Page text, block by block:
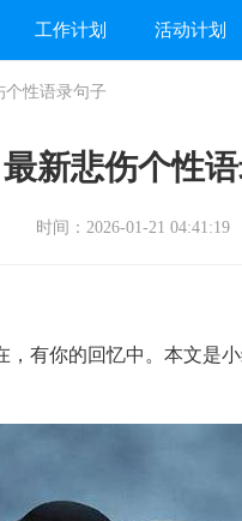
工作计划 活动计划
个性语录句子
最新悲伤个性
时间：2026-01-21 04:41:19
有你的回忆中。本文是小